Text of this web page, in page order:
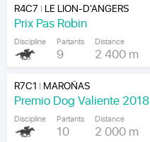
R4C7 | LE LION-D'ANGERS
Prix Pas Robin
Discipline Partants
9
Distance
2 400 m
R7C1 | MAROÑAS
Premio Dog Valiente 2018
Discipline Partants
10
Distance
2 000 m